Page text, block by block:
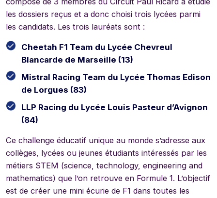
les dossiers reçus et a donc choisi trois lycées parmi
les candidats. Les trois lauréats sont :
Cheetah F1 Team du Lycée Chevreul
Blancarde de Marseille (13)
Mistral Racing Team du Lycée Thomas Edison
de Lorgues (83)
LLP Racing du Lycée Louis Pasteur d’Avignon
(84)
Ce challenge éducatif unique au monde s’adresse aux
collèges, lycées ou jeunes étudiants intéressés par les
métiers STEM (science, technology, engineering and
mathematics) que l’on retrouve en Formule 1. L’objectif
est de créer une mini écurie de F1 dans toutes les